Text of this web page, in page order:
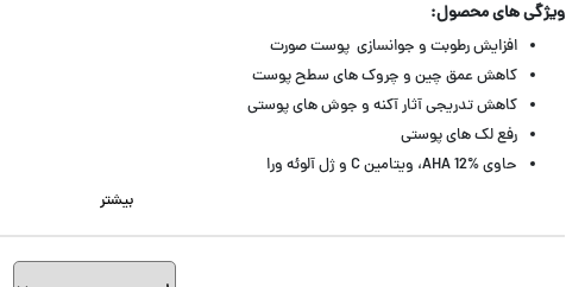
ویژگی های محصول:
افزایش رطوبت و جوانسازی پوست صورت
کاهش عمق چین و چروک های سطح پوست
كاهش تدریجی آثار آكنه و جوش های پوستی
رفع لک های پوستی
حاوی AHA 12%، ویتامین C و ژل آلوئه ورا
بیشتر